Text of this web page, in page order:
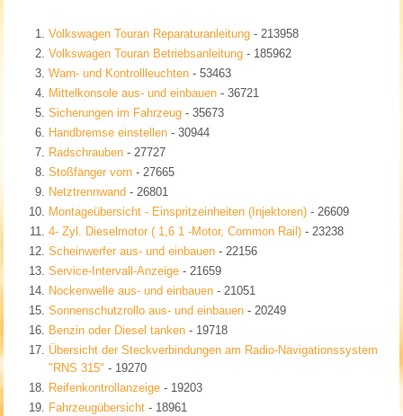
Volkswagen Touran Reparaturanleitung - 213958
Volkswagen Touran Betriebsanleitung - 185962
Warn- und Kontrollleuchten - 53463
Mittelkonsole aus- und einbauen - 36721
Sicherungen im Fahrzeug - 35673
Handbremse einstellen - 30944
Radschrauben - 27727
Stoßfänger vorn - 27665
Netztrennwand - 26801
Montageübersicht - Einspritzeinheiten (Injektoren) - 26609
4- Zyl. Dieselmotor ( 1,6 1 -Motor, Common Rail) - 23238
Scheinwerfer aus- und einbauen - 22156
Service-Intervall-Anzeige - 21659
Nockenwelle aus- und einbauen - 21051
Sonnenschutzrollo aus- und einbauen - 20249
Benzin oder Diesel tanken - 19718
Übersicht der Steckverbindungen am Radio-Navigationssystem
"RNS 315" - 19270
Reifenkontrollanzeige - 19203
Fahrzeugübersicht - 18961